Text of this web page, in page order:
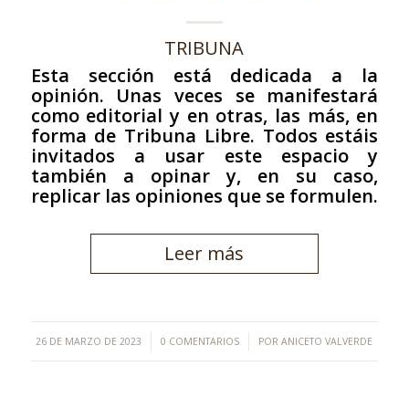
TRIBUNA
Esta sección está dedicada a la
opinión. Unas veces se manifestará
como editorial y en otras, las más, en
forma de Tribuna Libre. Todos estáis
invitados a usar este espacio y
también a opinar y, en su caso,
replicar las opiniones que se formulen.
Leer más
26 DE MARZO DE 2023
/ 0 COMENTARIOS
/ PORANICETO VALVERDE